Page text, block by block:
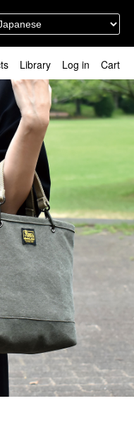
新商品
品
）
グ
庫
ト
リー
ス
オケース
Library
ップ
トShop
ー
グ
Log in Cart